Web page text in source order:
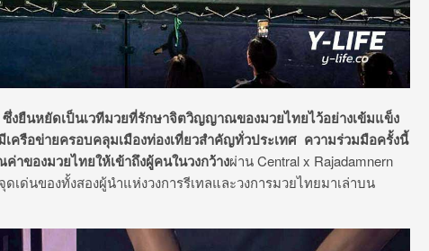
งยืนหยัดเป็นเวทีมวยที่รักษาจิตวิญญาณของมวยไทยไว้อย่างเข้มแข็ง
ครือข่ายครอบคลุมเมืองท่องเที่ยวสำคัญทั่วประเทศ ความร่วมมือครั้งนี้
ของมวยไทยให้เข้าถึงผู้คนในวงกว้างผ่าน Central x Rajadamnern
เด่นของทั้งสองผู้นำแห่งวงการรีเทลและวงการมวยไทยมาเล่าบน